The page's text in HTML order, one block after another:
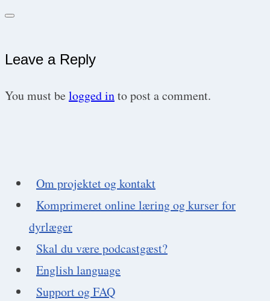
Leave a Reply
You must belogged into post a comment.
Om projektet og kontakt
Komprimeret online læring og kurser for
dyrlæger
Skal du være podcastgæst?
English language
Support og FAQ